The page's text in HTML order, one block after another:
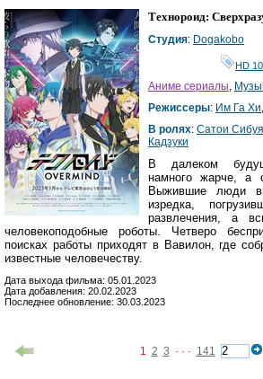
Технороид:
Студия: Dogakobo
HD
Аниме сериалы,
Режиссеры: Им Га Хи,
В ролях: Сатои Сибуя
Кадзуки
В далеком
намного жарче, а
Выжившие люди
изредка,
развлечения, а
человекоподобные роботы. Четверо
поисках работы приходят в Вавилон, где
известные человечеству.
Дата выхода фильма: 05.01.2023
Дата добавления: 20.02.2023
Последнее обновление: 30.03.2023
1 2 3 · · · 141